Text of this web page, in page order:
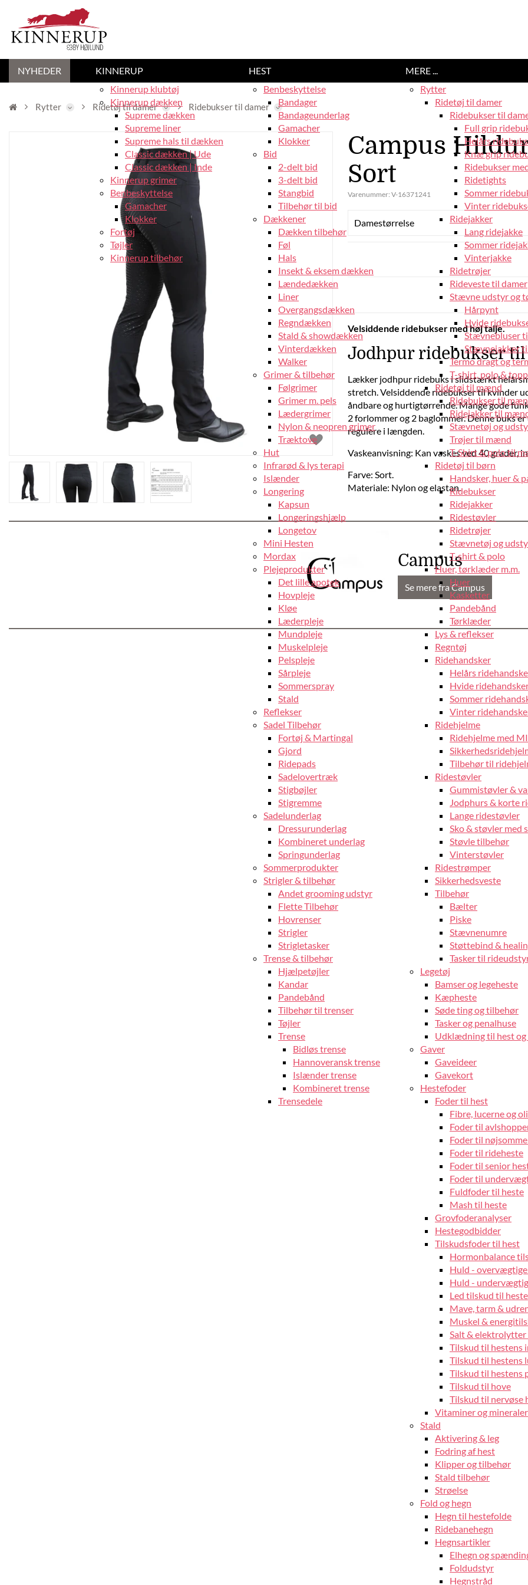
NYHEDER
KINNERUP
Kinnerup klubtøj
Kinnerup dækken
Supreme dækken
Supreme liner
Supreme hals til dækken
Classic dækken | Ude
Classic dækken | Inde
Kinnerup grimer
Benbeskyttelse
Gamacher
Klokker
Fortøj
Tøjler
Kinnerup tilbehør
HEST
Benbeskyttelse
Bandager
Bandageunderlag
Gamacher
Klokker
Bid
2-delt bid
3-delt bid
Stangbid
Tilbehør til bid
Dækkener
Dækken tilbehør
Føl
Hals
Insekt & eksem dækken
Lændedækken
Liner
Overgangsdækken
Regndækken
Stald & showdækken
Vinterdækken
Walker
Grimer & tilbehør
Følgrimer
Grimer m. pels
Lædergrimer
Nylon & neopren grimer
Træktove
Hut
Infrarød & lys terapi
Islænder
Longering
Kapsun
Longeringshjælp
Longetov
Mini Hesten
Mordax
Plejeprodukter
Det lille apotek
Hovpleje
Kløe
Læderpleje
Mundpleje
Muskelpleje
Pelspleje
Sårpleje
Sommerspray
Stald
Reflekser
Sadel Tilbehør
Fortøj & Martingal
Gjord
Ridepads
Sadelovertræk
Stigbøjler
Stigremme
Sadelunderlag
Dressurunderlag
Kombineret underlag
Springunderlag
Sommerprodukter
Strigler & tilbehør
Andet grooming udstyr
Flette Tilbehør
Hovrenser
Strigler
Strigletasker
Trense & tilbehør
Hjælpetøjler
Kandar
Pandebånd
Tilbehør til trenser
Tøjler
Trense
Bidløs trense
Hannoveransk trense
Islænder trense
Kombineret trense
Trensedele
MERE ...
Rytter
Ridetøj til damer
Ridebukser til
Full grip
Helårs
Knæ grip
Ridebukser
Ridetights
Sommer
Vinter
Ridejakker
Lang ridejakke
Sommer
Vinterjakke
Ridetrøjer
Rideveste til damer
Stævne udstyr og
Hårpynt
Hvide
Stævnebluser
Stævnejakker
Termo dragt og
T-shirt, polo &
Ridetøj til mænd
Ridebukser til
Ridejakker til
Stævnetøj og
Trøjer til mænd
T-Shirt & polo til
Ridetøj til børn
Handsker, huer &
Ridebukser
Ridejakker
Ridestøvler
Ridetrøjer
Stævnetøj og
T-shirt & polo
Huer, tørklæder m.m.
Huer
Kasketter
Pandebånd
Tørklæder
Lys & reflekser
Regntøj
Ridehandsker
Helårs
Hvide
Sommer
Vinter
Ridehjelme
Ridehjelme med
Tilbehør til
Ridestøvler
Gummistøvler &
Jodphurs & korte
Lange ridestøvler
Sko & støvler med
Støvle tilbehør
Vinterstøvler
Ridestrømper
Sikkerhedsveste
Tilbehør
Bælter
Piske
Stævnenumre
Støttebind &
Tasker til
Legetøj
Bamser og legeheste
Kæpheste
Søde ting og tilbehør
Tasker og penalhuse
Udklædning til hest
Gaver
Gaveideer
Gavekort
Hestefoder
Foder til hest
Fibre, lucerne og
Foder til
Foder til
Foder til rideheste
Foder til senior
Foder til
Fuldfoder til heste
Mash til heste
Grovfoderanalyser
Hestegodbidder
Tilskudsfoder til hest
Hormonbalance
Huld -
Huld -
Led tilskud til heste
Mave, tarm &
Muskel &
Salt &
Tilskud til hestens
Tilskud til hestens
Tilskud til hestens
Tilskud til hove
Tilskud til nervøse
Vitaminer og
Stald
Aktivering & leg
Fodring af hest
Klipper og tilbehør
Stald tilbehør
Strøelse
Fold og hegn
Hegn til hestefolde
Ridebanehegn
Hegnsartikler
Elhegn og
Foldudstyr
Hegnstråd
Rytter Ridetøj til damer Ridebukser til damer
Campus
Sort
Varenummer: V-16371241
Damestørrelse
Velsiddende ridebukser med høj talje.
Jodhpur ridebukser
Lækker jodhpur ridebuks i slidstærkt
stretch. Velsiddende ridebukser til kvinder
åndbare og hurtigtørrende. Mange gode
2 forlommer og 2 baglommer. Denne buks
regulere i længden.
Vaskeanvisning: Kan vaskes ved 40 grader,
Farve: Sort.
Materiale: Nylon og elastan.
Campus
Se mere fra Campus